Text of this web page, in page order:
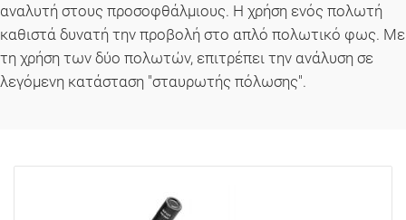
αναλυτή στους προσοφθάλμιους. Η χρήση ενός πολωτή
καθιστά δυνατή την προβολή στο απλό πολωτικό φως. Με
τη χρήση των δύο πολωτών, επιτρέπει την ανάλυση σε
λεγόμενη κατάσταση "σταυρωτής πόλωσης".